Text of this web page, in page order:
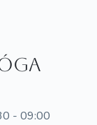
- 09:00